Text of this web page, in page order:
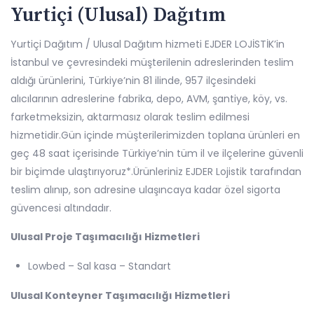
Yurtiçi (Ulusal) Dağıtım
Yurtiçi Dağıtım / Ulusal Dağıtım hizmeti EJDER LOJİSTİK’in
İstanbul ve çevresindeki müşterilenin adreslerinden teslim
aldığı ürünlerini, Türkiye’nin 81 ilinde, 957 ilçesindeki
alıcılarının adreslerine fabrika, depo, AVM, şantiye, köy, vs.
farketmeksizin, aktarmasız olarak teslim edilmesi
hizmetidir.Gün içinde müşterilerimizden toplana ürünleri en
geç 48 saat içerisinde Türkiye’nin tüm il ve ilçelerine güvenli
bir biçimde ulaştırıyoruz*.Ürünleriniz EJDER Lojistik tarafından
teslim alınıp, son adresine ulaşıncaya kadar özel sigorta
güvencesi altındadır.
Ulusal Proje Taşımacılığı Hizmetleri
Lowbed – Sal kasa – Standart
Ulusal Konteyner Taşımacılığı Hizmetleri